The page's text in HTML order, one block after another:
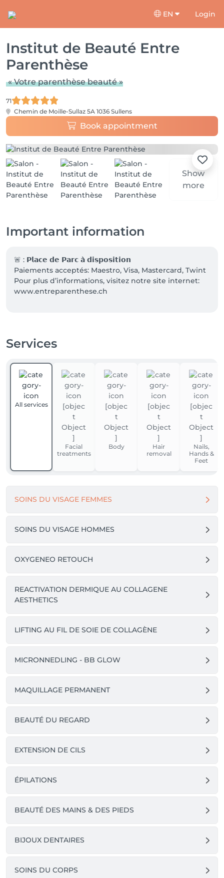
EN Login
Institut de Beauté Entre
Parenthèse
« Votre parenthèse beauté »
71
Chemin de Moille-Sullaz 5A 1036 Sullens
Book appointment
Show
more
Important information
🚨 : 𝗣𝗹𝗮𝗰𝗲 𝗱𝗲 𝗣𝗮𝗿𝗰 𝗮̀ 𝗱𝗶𝘀𝗽𝗼𝘀𝗶𝘁𝗶𝗼𝗻
Paiements acceptés: Maestro, Visa, Mastercard, Twint
Pour plus d’informations, visitez notre site internet:
www.entreparenthese.ch
Services
All services
Facial
treatments
Body
Hair
removal
Nails,
Hands &
Feet
SOINS DU VISAGE FEMMES
SOINS DU VISAGE HOMMES
OXYGENEO RETOUCH
REACTIVATION DERMIQUE AU COLLAGENE
AESTHETICS
LIFTING AU FIL DE SOIE DE COLLAGÈNE
MICRONNEDLING - BB GLOW
MAQUILLAGE PERMANENT
BEAUTÉ DU REGARD
EXTENSION DE CILS
ÉPILATIONS
BEAUTÉ DES MAINS & DES PIEDS
BIJOUX DENTAIRES
SOINS DU CORPS